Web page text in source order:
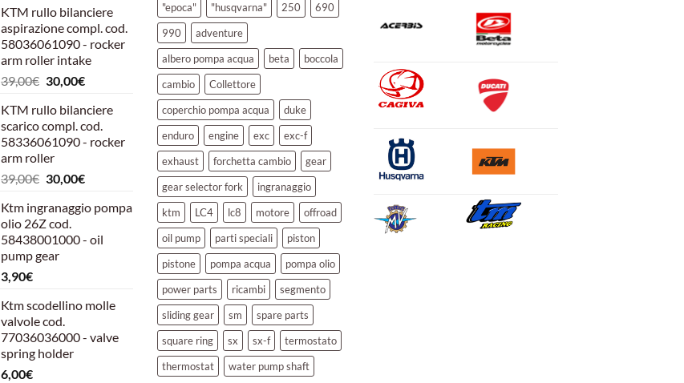
KTM rullo bilanciere
aspirazione compl. cod.
58036061090 - rocker
arm roller intake
39,00€ Il
originale
era:
39,00€.
30,00€Il
attuale
è:
30,00€.
KTM rullo bilanciere
scarico compl. cod.
58336061090 - rocker
arm roller
39,00€ Il
originale
era:
39,00€.
30,00€Il
attuale
30,00€.
Ktm ingranaggio pompa
olio 26Z cod.
58438001000 - oil
pump gear
3,90€
Ktm scodellino molle
valvole cod.
77036036000 - valve
spring holder
6,00€
"epoca" "husqvarna" 250
690
990
adventure
albero pompa acqua
beta
boccola
cambio
Collettore
coperchio pompa acqua
duke
enduro
engine exc
exc-f
exhaust
forchetta cambio
gear
gear selector fork
ingranaggio
ktm
LC4 lc8 motore
offroad
oil pump
parti speciali
piston
pistone
pompa acqua
pompa olio
power parts
ricambi
segmento
sliding gear
sm
spare parts
square ring
sx sx-f
termostato
thermostat
water pump shaft